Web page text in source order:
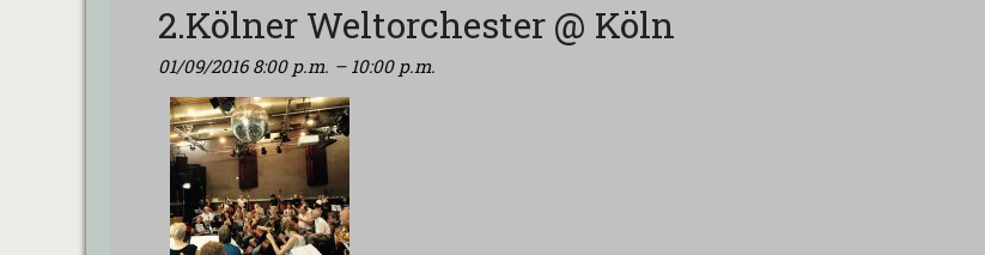
2.Kölner Weltorchester @ Köln
01/09/2016 8:00 p.m. – 10:00 p.m.